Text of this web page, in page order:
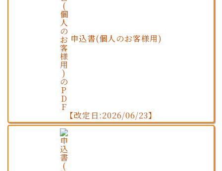
申込書(個人のお客様用)
【改定日:2026/06/23】